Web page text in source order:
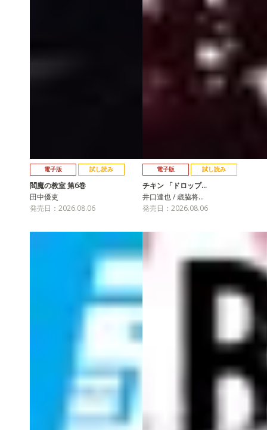
電子版 試し読み
閻魔の教室 第6巻
田中優吏
発売日：2026.08.06
電子版 試し読み
チキン 「ドロップ…
井口達也 / 歳脇将…
発売日：2026.08.06